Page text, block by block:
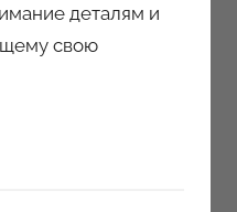
деталям и
свою